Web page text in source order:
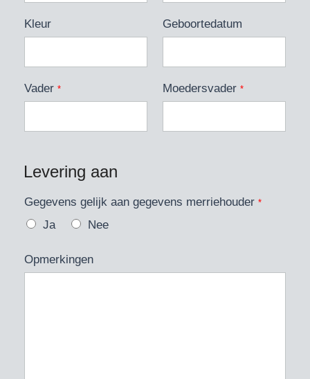
Kleur Geboortedatum
Vader * Moedersvader *
Levering aan
Gegevens gelijk aan gegevens merriehouder *
Ja Nee
Opmerkingen